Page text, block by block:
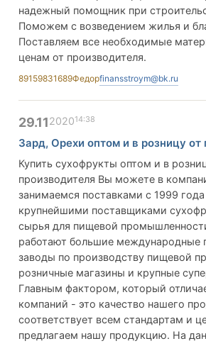
надежный помощник при
Поможем с возведением жилья и
Поставляем все необходимые
ценам от производителя.
89159831689Федорfinansstroym@bk.ru
29.11202014:38
Зард, Орехи оптом и в розницу от
Купить сухофрукты оптом и в
производителя Вы можете в
занимаемся поставками с 1999
крупнейшими поставщиками
сырья для пищевой
работают большие международные
заводы по производству пищевой
розничные магазины и крупные
Главным фактором, который
компаний - это качество нашего
соответствует всем стандартам и
предлагаем нашу продукцию. На